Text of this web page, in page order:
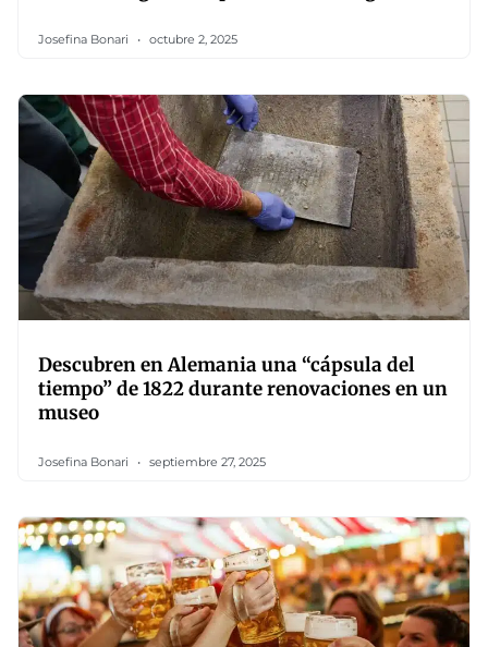
Josefina Bonari octubre 2, 2025
Descubren en Alemania una “cápsula del
tiempo” de 1822 durante renovaciones en un
museo
Josefina Bonari septiembre 27, 2025